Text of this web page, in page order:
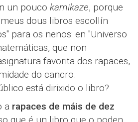
un pouco kamikaze, porque
dous libros escollín
para os nenos: en "Universo
que non
favorita dos rapaces,
do cancro.
está dirixido o libro?
a rapaces de máis de dez
que é un libro que o poden